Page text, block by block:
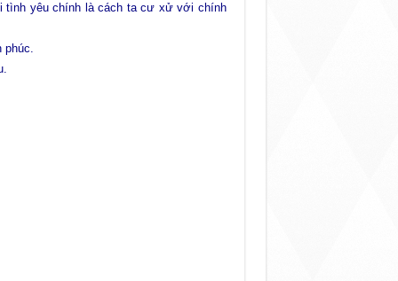
tình yêu chính là cách ta cư xử với chính
phúc.